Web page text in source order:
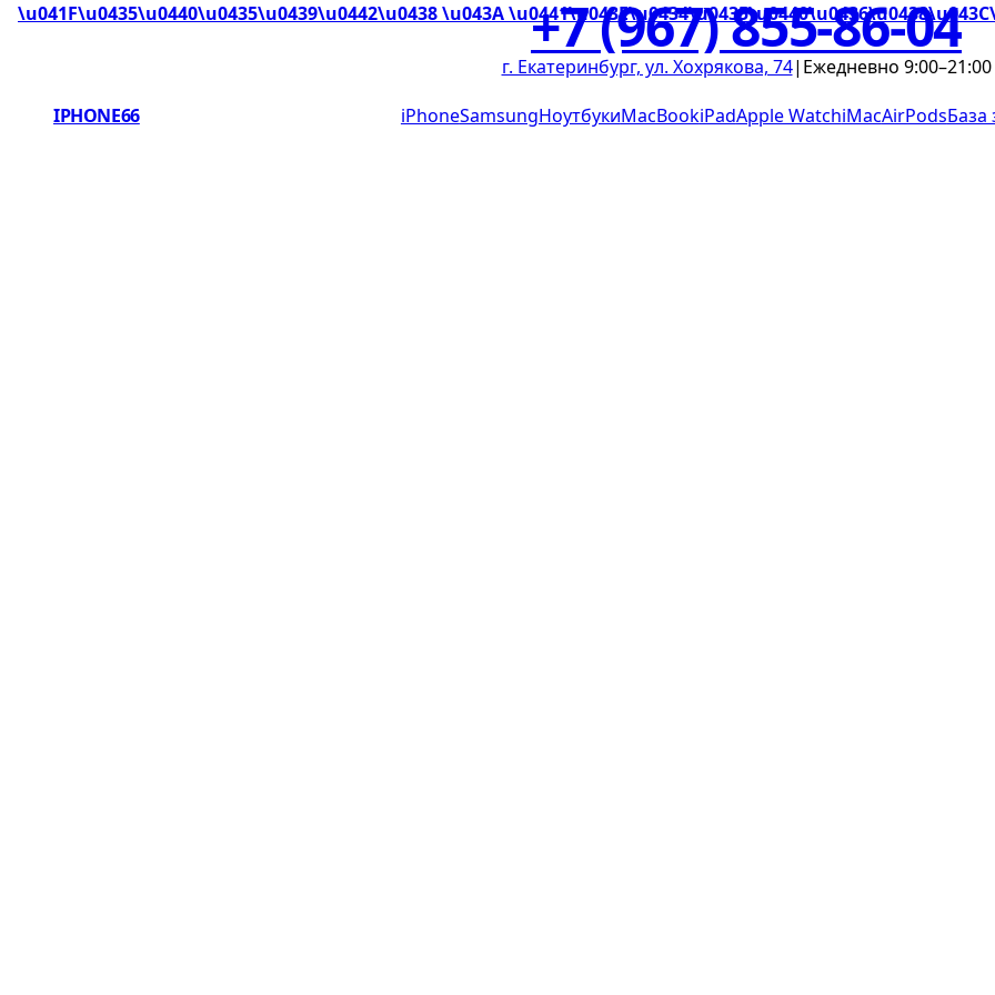
\u041F\u0435\u0440\u0435\u0439\u0442\u0438 \u043A +7 (967) 855-86-04
г. Екатеринбург, ул. Хохрякова, 74| Ежедневно 9:00–21:00
IPHONE66
iPhoneSamsungНоутбукиMacBookiPadApple WatchiMacAirPodsБаза